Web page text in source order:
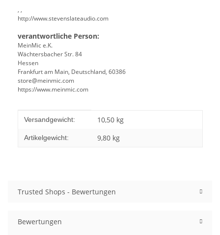
, ,
http://www.stevenslateaudio.com
verantwortliche Person:
MeinMic e.K.
Wächtersbacher Str. 84
Hessen
Frankfurt am Main, Deutschland, 60386
store@meinmic.com
https://www.meinmic.com
Produkteigenschaft
Wert
Versandgewicht: 10,50 kg
Artikelgewicht: 9,80 kg
Trusted Shops - Bewertungen
Bewertungen